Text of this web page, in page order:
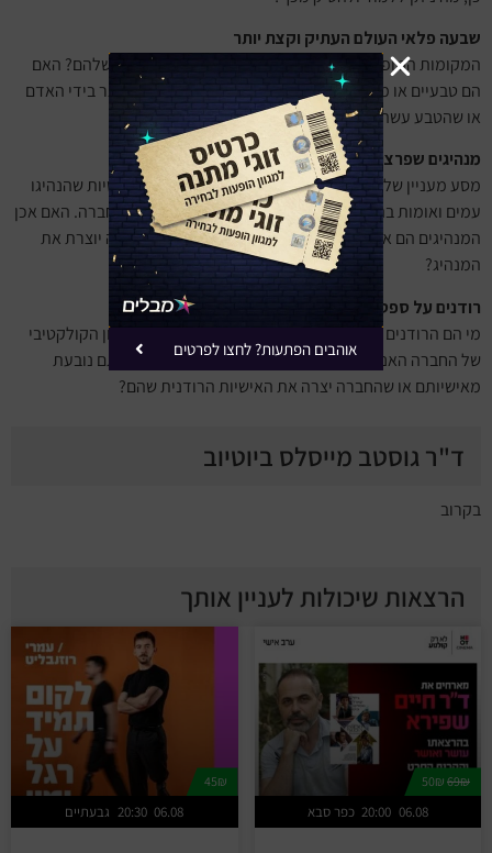
שבעה פלאי העולם העתיק וקצת יותר
המקומות המופלאים בהיסטוריה האנושית – מהם הסודות שלהם? האם
הם טבעיים או מלאכותיים? האם פלא עולם כזה או אחר נוצר בידי האדם
או שהטבע עשה את שלו?
מנהיגים שפרצו דרך בהיסטוריה המודרנית
מסע מעניין שלוקח את קהל המאזינים אל הדמויות הפוליטיות שהנהיגו
עמים ואומות בהיסטוריה ונשמרו בזיכרון הקולקטיבי של החברה. האם אכן
המנהיגים הם אלו שעושים את ההיסטוריה? או שההיסטוריה יוצרת את
המנהיג?
רודנים על ספסל הנאשמים
מי הם הרודנים הבולטים בהיסטוריה? מי מהם נשמר בזיכרון הקולקטיבי
של החברה האנושית במעשיהם הברוטליים? האם התנהגותם נובעת
מאישיותם או שהחברה יצרה את האישיות הרודנית שהם?
ד"ר גוסטב מייסלס ביוטיוב
בקרוב
הרצאות שיכולות לעניין אותך
69₪
כפר סבא 20:00 06.08
45₪
גבעתיים 20:30 06.08
אוהבים הפתעות? לחצו לפרטים